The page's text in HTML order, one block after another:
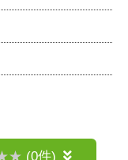
(0件)